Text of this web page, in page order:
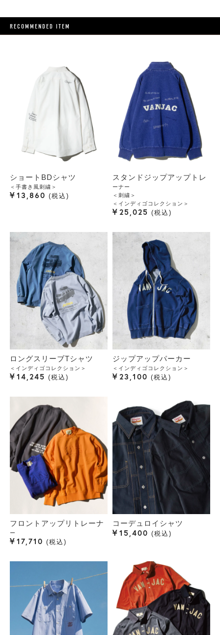
RECOMMENDED ITEM
ショートBDシャツ
＜手書き風刺繍＞
¥ 13,860 税込
スタンドジップアップトレ
ーナー
＜刺繍＞
＜インディゴコレクション＞
¥ 25,025 税込
ロングスリーブTシャツ
＜インディゴコレクション＞
¥ 14,245 税込
ジップアップパーカー
＜インディゴコレクション＞
¥ 23,100 税込
フロントアップリトレーナ
ー
¥ 17,710 税込
コーデュロイシャツ
¥ 15,400 税込